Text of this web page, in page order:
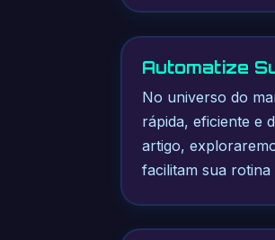
Automatize
No universo do
rápida, eficiente e
artigo,
facilitam sua